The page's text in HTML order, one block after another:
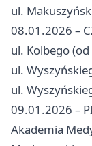
ul.
08.01.2026 –
ul. Kolbego
ul.
ul.
09.01.2026 –
Akademia